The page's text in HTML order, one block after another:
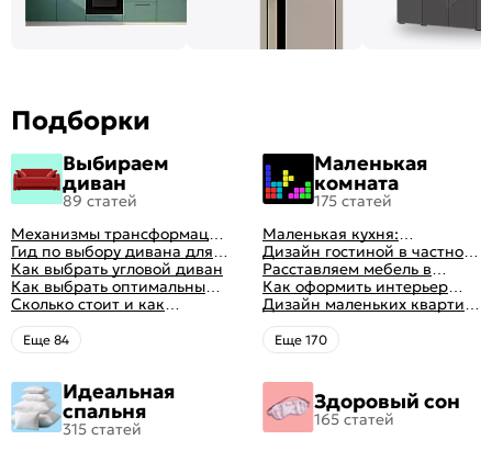
Подборки
Выбираем
диван
89 статей
Механизмы трансформации
диванов: все виды,
особенности, плюсы и
минусы
Гид по выбору дивана для
сна
Как выбрать угловой диван
Как выбрать оптимальный
цвет стен в гостиной: 50
фото и идей оформления
Сколько стоит и как
перетянуть диван
Eще 84
Маленькая
комната
175 статей
Маленькая кухня:
планировка, стили, цвет и
рисунок, реальные фото
Дизайн гостиной в частном
доме: 50 вариантов с фото
Расставляем мебель в
гостиной: главные правила
рациональной планировки
Как оформить интерьер
однокомнатной квартиры:
47 классных идей с фото
Дизайн маленьких квартир:
10 идей для дизайна
интерьера с фото
Eще 170
Идеальная
спальня
315 статей
Здоровый сон
165 статей